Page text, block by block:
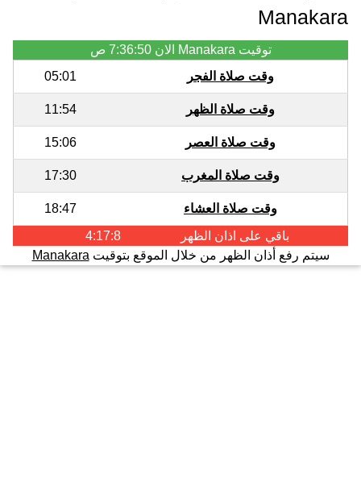
Manakara
توقيت Manakara الان
7:36:50 ص
وقت صلاة الفجر
05:01
وقت صلاة الظهر 11:54
وقت صلاة العصر 15:06
وقت صلاة المغرب 17:30
وقت صلاة العشاء
18:47
باقي على اذان الظهر
4:17:8
سيتم رفع أذان الظهر من خلال الموقع بتوقيت Manakara